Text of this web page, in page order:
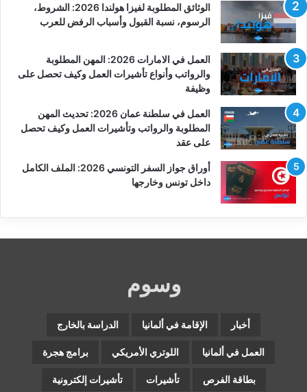
الوثائق المطلوبة لفيزا هولندا 2026: الشروط،
الرسوم، نسبة القبول وأسباب الرفض للعرب
العمل في الامارات 2026: المهن المطلوبة
والرواتب وأنواع تأشيرات العمل وكيف تحصل على
وظيفة
العمل في سلطنة عمان 2026: تحديث المهن
المطلوبة والرواتب وتأشيرات العمل وكيف تحصل
على عقد
أوراق جواز السفر التونسي 2026: الملف الكامل
داخل تونس وخارجها
وسوم
أخبار الإقامة في ألمانيا الدراسة بالخارج
العمل في ألمانيا اللوتري الأمريكي برامج هجرة
بطاقة الفرص تأشيرات تأشيرات إلكترونية